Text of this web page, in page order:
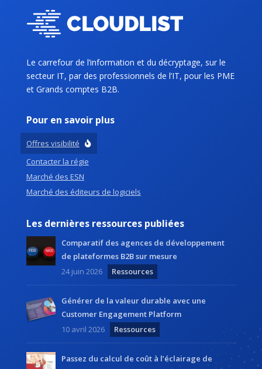
Le carrefour de l’information et du décryptage, sur le
secteur IT, par des professionnels de l’IT, pour les PME
et Grands comptes B2B.
Pour en savoir plus
Offres visibilité
Contacter la régie
Marché des ESN
Marché des éditeurs de logiciels
Les dernières ressources publiées
Comparatif des agences de développement
de plateformes B2B sur mesure
24 juin 2026
Ressources
Générer de la valeur durable avec une
Customer Engagement Platform
10 avril 2026
Ressources
Passez du calcul de coût à l’éclairage de